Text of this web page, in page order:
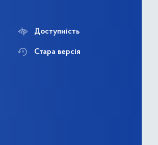
Доступність
Стара версія